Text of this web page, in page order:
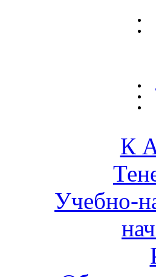
К
Учебно-